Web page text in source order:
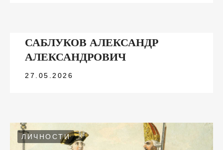
САБЛУКОВ АЛЕКСАНДР
АЛЕКСАНДРОВИЧ
27.05.2026
ЛИЧНОСТИ